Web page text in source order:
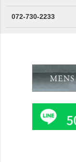
072-730-2233